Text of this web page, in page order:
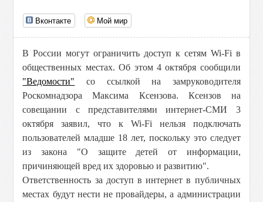
Вконтакте Мой мир
В России могут ограничить доступ к сетям Wi-Fi в
общественных местах. Об этом 4 октября сообщили
"Ведомости" со ссылкой на замруководителя
Роскомнадзора Максима Ксензова. Ксензов на
совещании с представителями интернет-СМИ 3
октября заявил, что к Wi-Fi нельзя подключать
пользователей младше 18 лет, поскольку это следует
из закона "О защите детей от информации,
причиняющей вред их здоровью и развитию".
Ответственность за доступ в интернет в публичных
местах будут нести не провайдеры, а администрации